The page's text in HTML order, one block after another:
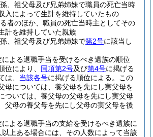
、祖父母及び兄弟姉妹で職員の死亡当時
入によって生計を維持していたもの
者のほか、職員の死亡当時主としてその
計を維持していた親族
、祖父母及び兄弟姉妹で第2号に該当し
による退職手当を受けるべき遺族の順位
位により、 同項第2号及び第4号に掲げる
は、 当該各号に掲げる順位による。
この
母については、養父母を先にし実父母を
ついては、養父母の父母を先にし実父母
父母の養父母を先にし父母の実父母を後
による退職手当の支給を受けるべき遺族に
上ある場合には、その人数によって当該